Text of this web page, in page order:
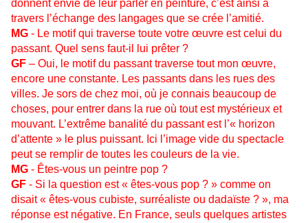
donnent envie de leur parler en peinture, c’est ainsi à
travers l’échange des langages que se crée l’amitié.
MG - Le motif qui traverse toute votre œuvre est celui du
passant. Quel sens faut-il lui prêter ?
GF – Oui, le motif du passant traverse tout mon œuvre,
encore une constante. Les passants dans les rues des
villes. Je sors de chez moi, où je connais beaucoup de
choses, pour entrer dans la rue où tout est mystérieux et
mouvant. L’extrême banalité du passant est l’« horizon
d’attente » le plus puissant. Ici l’image vide du spectacle
peut se remplir de toutes les couleurs de la vie.
MG - Êtes-vous un peintre pop ?
GF - Si la question est « êtes-vous pop ? » comme on
disait « êtes-vous cubiste, surréaliste ou dadaïste ? », ma
réponse est négative. En France, seuls quelques artistes